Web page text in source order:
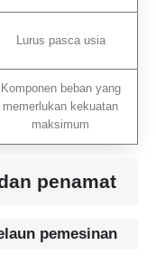
Lurus pasca usia
Komponen beban yang
memerlukan kekuatan
maksimum
penamat
pemesinan